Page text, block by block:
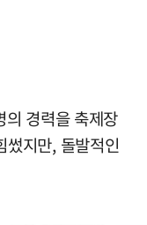
경력을 축제장
썼지만, 돌발적인